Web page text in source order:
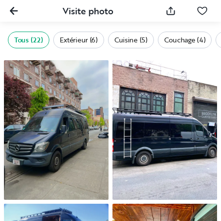
Visite photo
Tous (22) Extérieur (6) Cuisine (5) Couchage (4)